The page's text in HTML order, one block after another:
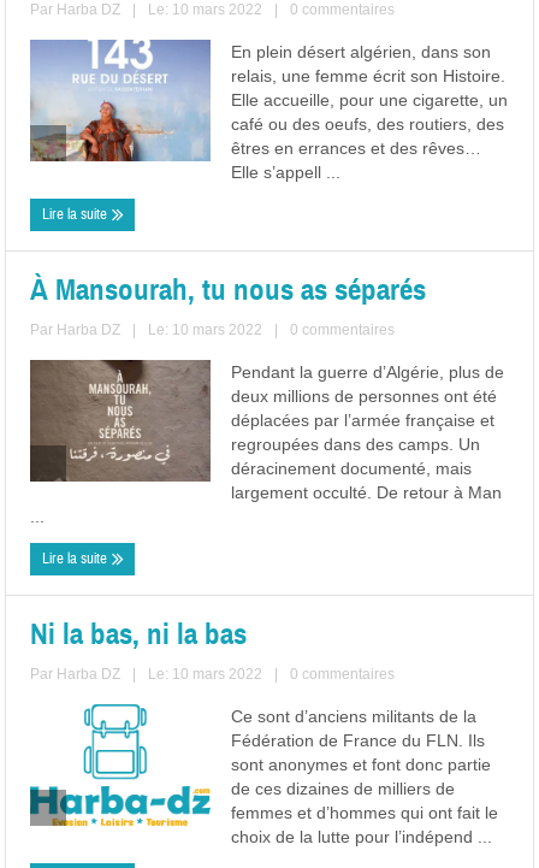
Par Harba DZ Le: 10 mars 2022 0 commentaires
En plein désert algérien, dans son
relais, une femme écrit son Histoire.
Elle accueille, pour une cigarette, un
café ou des oeufs, des routiers, des
êtres en errances et des rêves…
Elle s’appell ...
Lire la suite
À Mansourah, tu nous as séparés
Par Harba DZ Le: 10 mars 2022 0 commentaires
Pendant la guerre d’Algérie, plus de
deux millions de personnes ont été
déplacées par l’armée française et
regroupées dans des camps. Un
déracinement documenté, mais
largement occulté. De retour à Man
Lire la suite
Ni la bas, ni la bas
Par Harba DZ Le: 10 mars 2022 0 commentaires
Ce sont d’anciens militants de la
Fédération de France du FLN. Ils
sont anonymes et font donc partie
de ces dizaines de milliers de
femmes et d’hommes qui ont fait le
choix de la lutte pour l’indépend ...